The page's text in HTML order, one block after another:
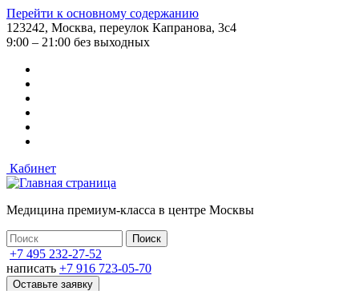
Перейти к основному содержанию
123242, Москва, переулок Капранова, 3с4
9:00 – 21:00 без выходных
Кабинет
Медицина премиум-класса в центре Москвы
+7 495 232-27-52
написать +7 916 723-05-70
Оставьте заявку